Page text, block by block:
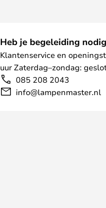
Heb je begeleiding
Klantenservice en
uur Zaterdag–zondag:
085 208 2043
info@lampenmaster.nl